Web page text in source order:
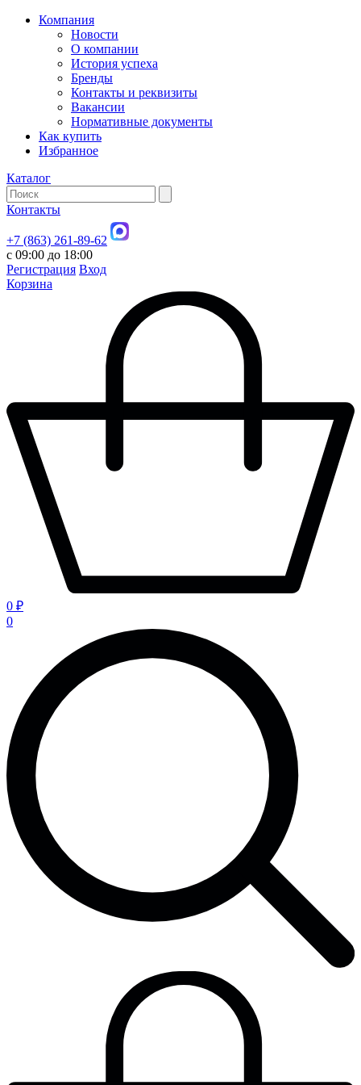
Компания
Новости
О компании
История успеха
Бренды
Контакты и реквизиты
Вакансии
Нормативные документы
Как купить
Избранное
Каталог
Контакты
+7 (863) 261-89-62
с 09:00 до 18:00
Регистрация Вход
Корзина
0 ₽
0